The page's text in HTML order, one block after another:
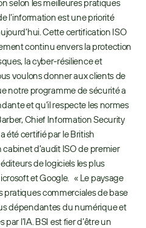
selon les meilleures pratiques
l’information est une priorité
Cette certification ISO
continu envers la protection
la cyber-résilience et
voulons donner aux clients de
notre programme de sécurité a
et qu’il respecte les normes
Chief Information Security
été certifié par le British
d’audit ISO de premier
de logiciels les plus
et Google.   « Le paysage
pratiques commerciales de base
dépendantes du numérique et
l’IA. BSI est fier d’être un